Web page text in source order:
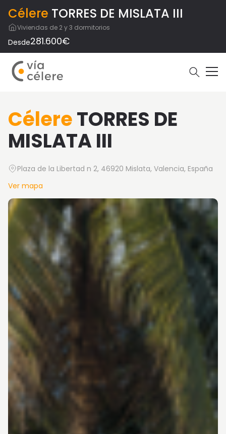
Célere TORRES DE MISLATA III
Viviendas de 2 y 3 dormitorios
Desde281.600€
CélereTORRES DE
MISLATA III
Plaza de la Libertad n 2, 46920 Mislata, Valencia, España
Ver mapa